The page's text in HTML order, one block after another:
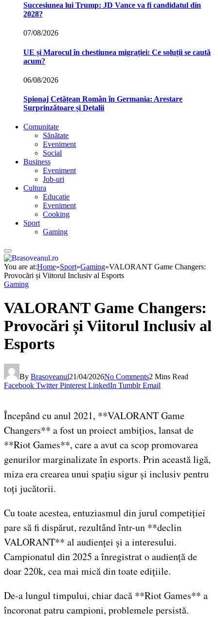
Succesiunea lui Trump: JD Vance va fi candidatul din
2028?
07/08/2026
UE și Marocul în chestiunea migrației: Ce soluții se caută
acum?
06/08/2026
Spionaj Cetățean Român în Germania: Arestare
Surprinzătoare și Detalii
Comunitate
Sănătate
Eveniment
Social
Business
Eveniment
Job-uri
Cultura
Educatie
Eveniment
Cooking
Sport
Gaming
You are at:Home»Sport»Gaming»VALORANT Game Changers:
Provocări și Viitorul Inclusiv al Esports
Gaming
VALORANT Game Changers:
Provocări și Viitorul Inclusiv al
Esports
By Brasoveanul21/04/2026No Comments2 Mins Read
Facebook Twitter Pinterest LinkedIn Tumblr Email
Începând cu anul 2021, **VALORANT Game
Changers** a fost un proiect ambițios, lansat de
**Riot Games**, care a avut ca scop promovarea
genurilor marginalizate în esports. Prin această ligă,
miza era crearea unui spațiu sigur și inclusiv pentru
toți jucătorii.
Cu toate acestea, entuziasmul din jurul competiției
pare să fi dispărut, rezultând într-un **declin
VALORANT** al audienței și a interesului.
Campionatul din 2025 a înregistrat o audiență de
doar 220k, cea mai mică din toate edițiile.
De-a lungul timpului, chiar dacă **Riot Games** a
încoronat patru campioni, problemele persistă.